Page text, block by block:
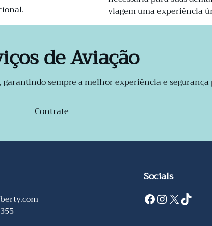
viagem uma experiência
de Aviação
sempre a melhor experiência e segurança
Contrate
Socials
Facebook InstagramX TikTok